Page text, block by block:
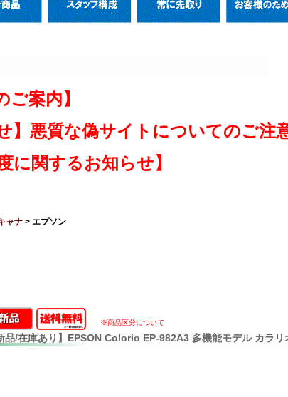
ご案内】
】悪質な偽サイトについてのご注
に関するお知らせ】
ャナ > エプソン
※商品区分について
品/在庫あり】EPSON Colorio EP-982A3 多機能モデル カラリ